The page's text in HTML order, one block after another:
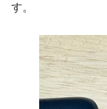
す。